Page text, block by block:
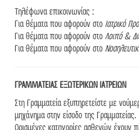
Τηλέφωνα επικοινωνίας :
Για θέματα που αφορούν στο Ιατρικό
Για θέματα που αφορούν στο Λοιπό &
Για θέματα που αφορούν στο
ΓΡΑΜΜΑΤΕΙΑΣ ΕΞΩΤΕΡΙΚΩΝ ΙΑΤΡΕΙΩΝ
Στη Γραμματεία εξυπηρετείστε με
μηχάνημα στην είσοδο της Γραμματείας.
Ορισμένες κατηγορίες ασθενών έχουν